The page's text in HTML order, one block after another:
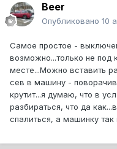
Beer
Опубликовано 10
Самое простое -
возможно...только не под
месте...Можно вставить
сев в машину -
крутит...я думаю, что в
разбираться, что да
спалиться, а машинку так